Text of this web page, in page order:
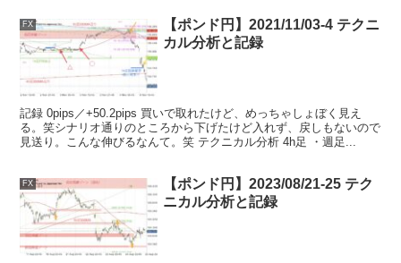
FX
【ポンド円】2021/11/03-4 テクニ
カル分析と記録
記録 0pips／+50.2pips 買いで取れたけど、めっちゃしょぼく見え
る。笑シナリオ通りのところから下げたけど入れず、戻しもないので
見送り。こんな伸びるなんて。笑 テクニカル分析 4h足 ・週足...
FX
【ポンド円】2023/08/21-25 テク
ニカル分析と記録